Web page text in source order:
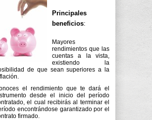
Principales
beneficios:
Mayores
rendimientos que las
cuentas a la vista,
existiendo la
de que sean superiores a la
el rendimiento que te dará el
desde el inicio del período
el cual recibirás al terminar el
encontrándose garantizado por el
firmado.